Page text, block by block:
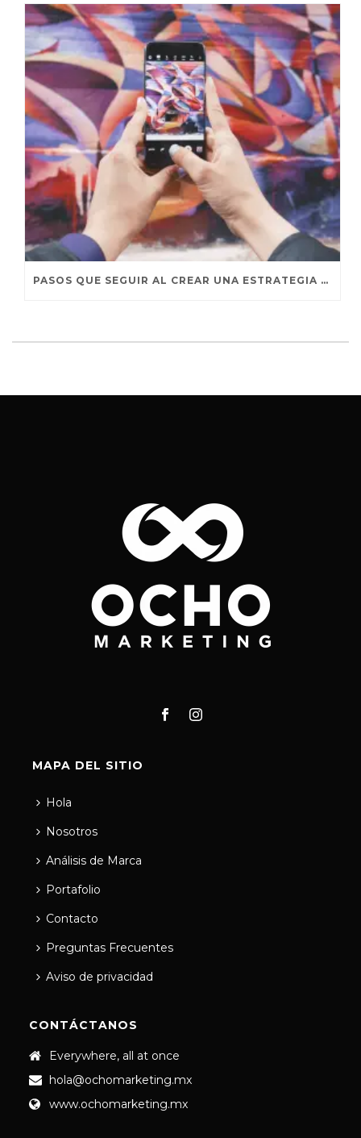
PASOS QUE SEGUIR AL CREAR UNA ESTRATEGIA DE MARKETING DE INFLUENCERS
MAPA DEL SITIO
Hola
Nosotros
Análisis de Marca
Portafolio
Contacto
Preguntas Frecuentes
Aviso de privacidad
CONTÁCTANOS
Everywhere, all at once
hola@ochomarketing.mx
www.ochomarketing.mx